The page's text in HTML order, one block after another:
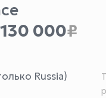
000₽
Russia)